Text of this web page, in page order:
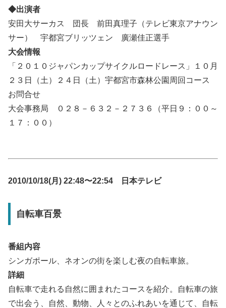
◆出演者
安田大サーカス 団長 前田真理子（テレビ東京アナウン
サー） 宇都宮ブリッツェン 廣瀬佳正選手
大会情報
「２０１０ジャパンカップサイクルロードレース」１０月
２３日（土）２４日（土）宇都宮市森林公園周回コース
お問合せ
大会事務局 ０２８－６３２－２７３６（平日９：００～
１７：００）
2010/10/18(月) 22:48〜22:54 日本テレビ
自転車百景
番組内容
シンガポール、ネオンの街を楽しむ夜の自転車旅。
詳細
自転車で走れる自然に囲まれたコースを紹介。自転車の旅
で出会う、自然、動物、人々とのふれあいを通じて、自転